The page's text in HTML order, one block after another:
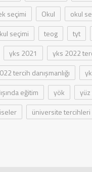
seçimi
Okul
okul
seçimi
teog tyt
yks 2021
yks 2022
tercih danışmanlığı
eğitim
yök
üniversite tercihleri